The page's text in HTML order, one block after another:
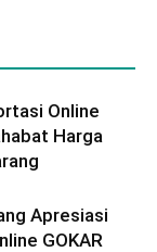
Online
Harga
Apresiasi
GOKAR